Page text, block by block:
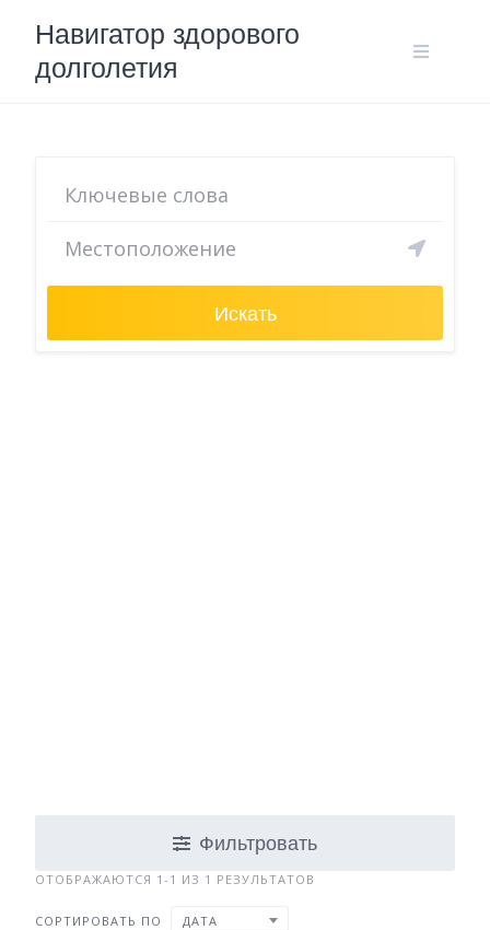
content
Навигатор здорового
долголетия
Искать
Фильтровать
ОТОБРАЖАЮТСЯ 1-1 ИЗ 1 РЕЗУЛЬТАТОВ
СОРТИРОВАТЬ ПО ДАТА